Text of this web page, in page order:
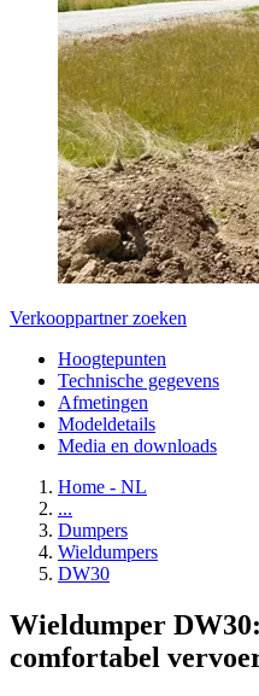
Verkooppartner zoeken
Hoogtepunten
Technische gegevens
Afmetingen
Modeldetails
Media en downloads
Home - NL
...
Dumpers
Wieldumpers
DW30
Wieldumper
comfortabel